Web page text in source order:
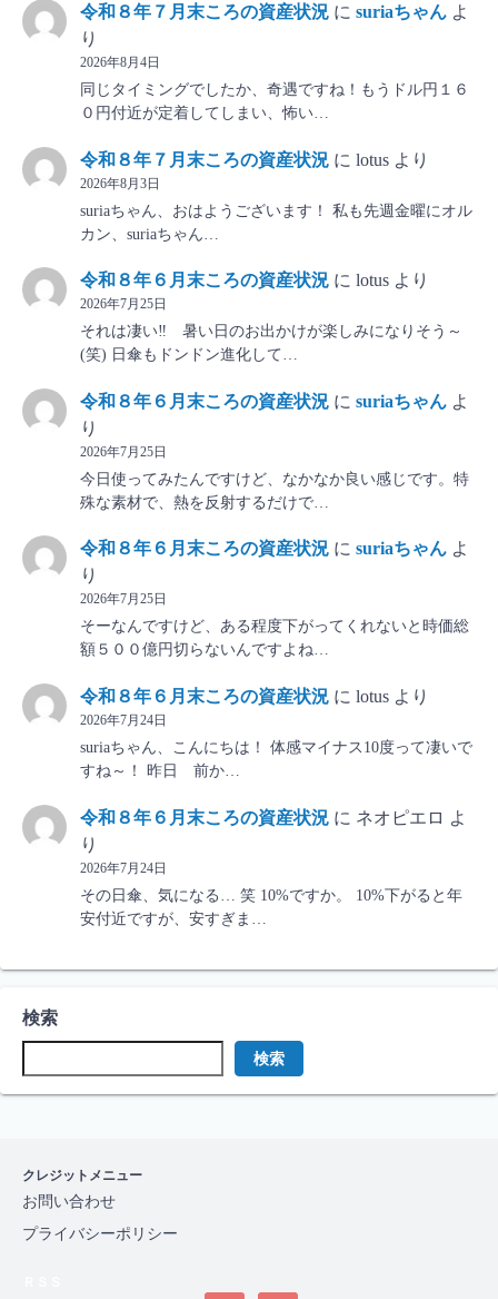
令和８年７月末ころの資産状況 に suriaちゃん よ
り
2026年8月4日
同じタイミングでしたか、奇遇ですね！もうドル円１６
０円付近が定着してしまい、怖い…
令和８年７月末ころの資産状況 に lotus より
2026年8月3日
suriaちゃん、おはようございます！ 私も先週金曜にオル
カン、suriaちゃん…
令和８年６月末ころの資産状況 に lotus より
2026年7月25日
それは凄い‼ 暑い日のお出かけが楽しみになりそう～
(笑) 日傘もドンドン進化して…
令和８年６月末ころの資産状況 に suriaちゃん よ
り
2026年7月25日
今日使ってみたんですけど、なかなか良い感じです。特
殊な素材で、熱を反射するだけで…
令和８年６月末ころの資産状況 に suriaちゃん よ
り
2026年7月25日
そーなんですけど、ある程度下がってくれないと時価総
額５００億円切らないんですよね…
令和８年６月末ころの資産状況 に lotus より
2026年7月24日
suriaちゃん、こんにちは！ 体感マイナス10度って凄いで
すね～！ 昨日 前か…
令和８年６月末ころの資産状況 に ネオピエロ よ
り
2026年7月24日
その日傘、気になる… 笑 10%ですか。 10%下がると年
安付近ですが、安すぎま…
検索
検索
クレジットメニュー
お問い合わせ
プライバシーポリシー